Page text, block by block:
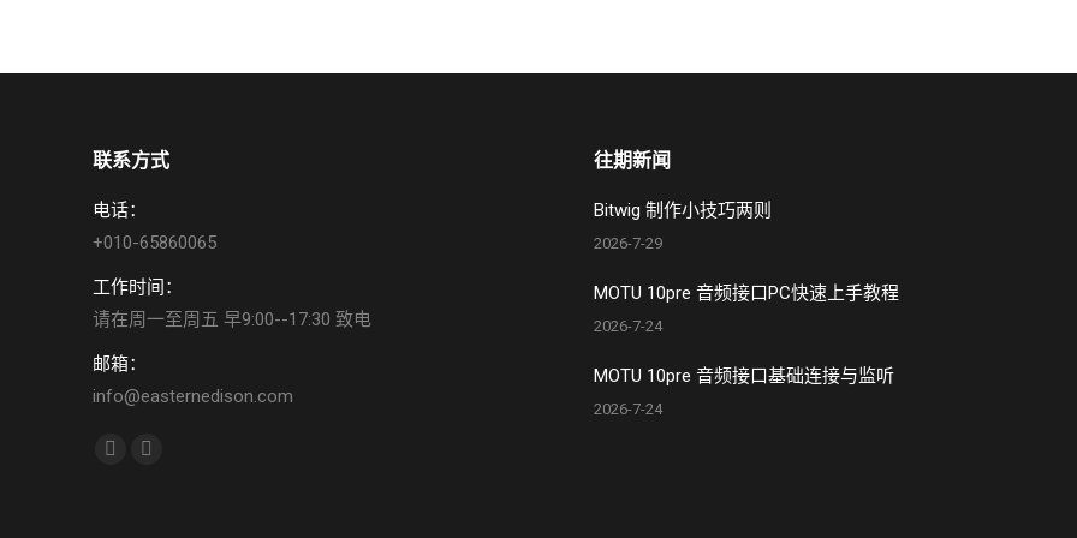
联系方式
电话：
+010-65860065
工作时间：
请在周一至周五 早9:00--17:30 致电
邮箱：
info@easternedison.com
找到我们：
往期新闻
Bitwig 制作小技巧两则
2026-7-29
MOTU 10pre 音频接口PC快速上手教程
2026-7-24
MOTU 10pre 音频接口基础连接与监听
2026-7-24